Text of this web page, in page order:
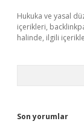
Hukuka ve yasal
içerikleri,
halinde, ilgili
Son yorumlar